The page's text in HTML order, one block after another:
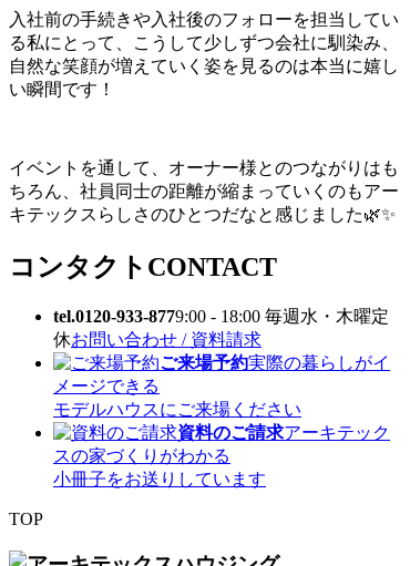
入社前の手続きや入社後のフォローを担当してい
る私にとって、こうして少しずつ会社に馴染み、
自然な笑顔が増えていく姿を見るのは本当に嬉し
い瞬間です！
イベントを通して、オーナー様とのつながりはも
ちろん、社員同士の距離が縮まっていくのもアー
キテックスらしさのひとつだなと感じました🌿✨
コンタクト CONTACT
tel.0120-933-8779:00 - 18:00 毎週水・木曜定
休お問い合わせ / 資料請求
ご来場予約実際の暮らしがイ
メージできる
モデルハウスにご来場ください
資料のご請求アーキテック
スの家づくりがわかる
小冊子をお送りしています
TOP